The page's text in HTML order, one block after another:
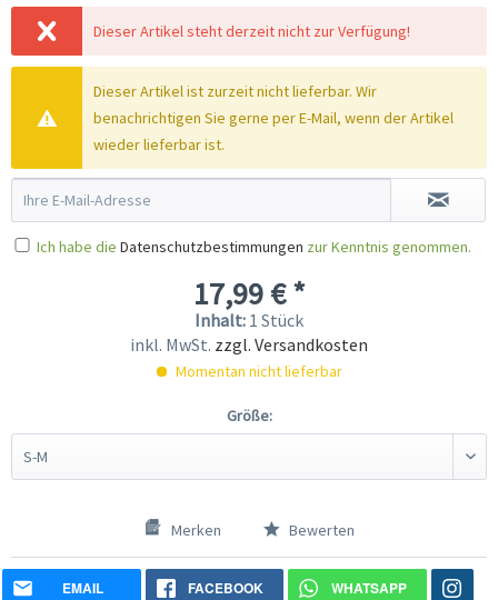
Dieser Artikel steht derzeit nicht zur Verfügung!
Dieser Artikel ist zurzeit nicht lieferbar. Wir
benachrichtigen Sie gerne per E-Mail, wenn der Artikel
wieder lieferbar ist.
Ich habe die Datenschutzbestimmungen zur Kenntnis genommen.
17,99 € *
Inhalt: 1 Stück
inkl. MwSt. zzgl. Versandkosten
Momentan nicht lieferbar
Größe:
Merken Bewerten
EMAIL FACEBOOK WHATSAPP